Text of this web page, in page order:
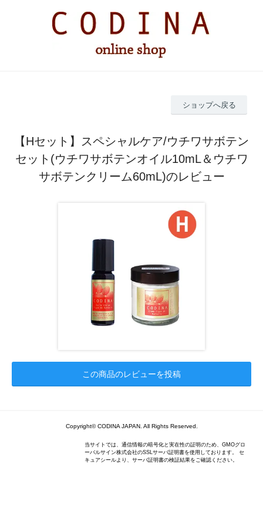
ショップへ戻る
【Hセット】スペシャルケア/ウチワサボテン
セット(ウチワサボテンオイル10mL＆ウチワ
サボテンクリーム60mL)のレビュー
この商品のレビューを投稿
Copyright© CODINA JAPAN. All Rights Reserved.
当サイトでは、通信情報の暗号化と実在性の証明のため、GMOグロ
ーバルサイン株式会社のSSLサーバ証明書を使用しております。 セ
キュアシールより、サーバ証明書の検証結果をご確認ください。